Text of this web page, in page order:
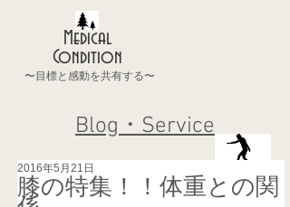
Medical
Condition
〜目標と感動を共有する〜
Blog・Service
膝の特集！！体重との関
2016年5月21日